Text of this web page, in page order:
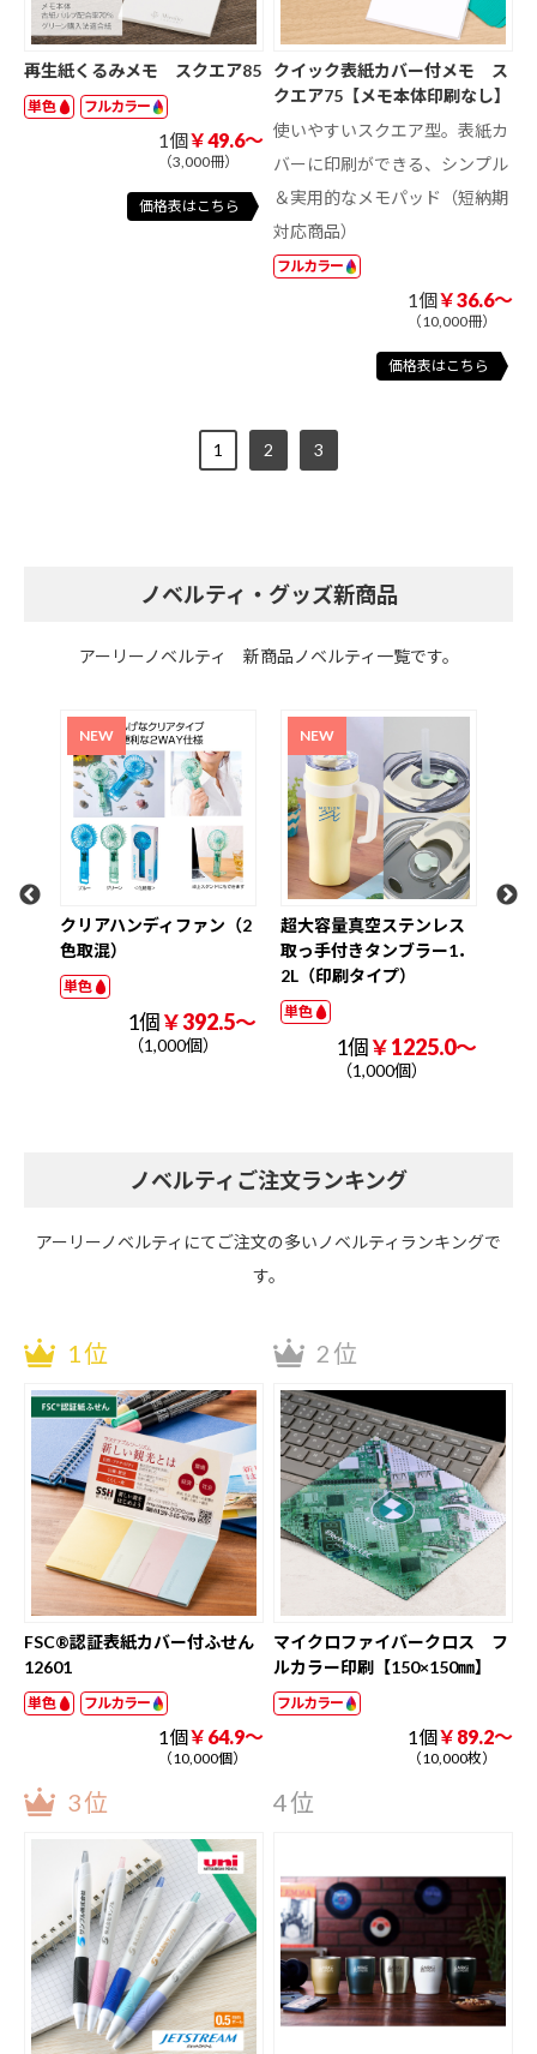
再生紙くるみメモ スクエア85
単色 フルカラー
1個￥49.6～
（3,000冊）
価格表はこちら
クイック表紙カバー付メモ ス
クエア75【メモ本体印刷なし】
使いやすいスクエア型。表紙カ
バーに印刷ができる、シンプル
＆実用的なメモパッド（短納期
対応商品）
フルカラー
1個￥36.6～
（10,000冊）
価格表はこちら
1 2 3
ノベルティ・グッズ新商品
アーリーノベルティ 新商品ノベルティ一覧です。
クリアハンディファン（2
色取混）
単色
1個￥392.5～
（1,000個）
超大容量真空ステンレス
取っ手付きタンブラー1．
2L（印刷タイプ）
単色
1個￥1225.0～
（1,000個）
ノベルティご注文ランキング
アーリーノベルティにてご注文の多いノベルティランキングで
す。
1位
FSC®認証表紙カバー付ふせん
12601
単色 フルカラー
1個￥64.9～
（10,000個）
2位
マイクロファイバークロス フ
ルカラー印刷【150×150㎜】
フルカラー
1個￥89.2～
（10,000枚）
3位 4位